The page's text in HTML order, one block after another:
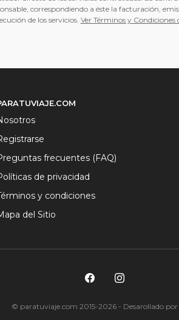
correspondiendo a éste la facturación,
de los servicios. Ver Términos y Condiciones
frecuentes (FAQ)
de privacidad
y condiciones
del Sitio
© paratuviaje.com 2015-2026 - Desarollado por